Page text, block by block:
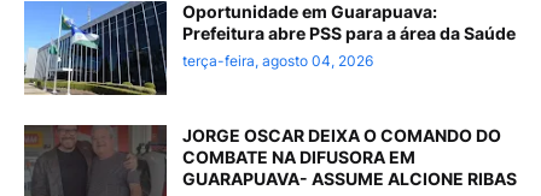
Oportunidade em Guarapuava:
Prefeitura abre PSS para a área da Saúde
terça-feira, agosto 04, 2026
JORGE OSCAR DEIXA O COMANDO DO
COMBATE NA DIFUSORA EM
GUARAPUAVA- ASSUME ALCIONE RIBAS